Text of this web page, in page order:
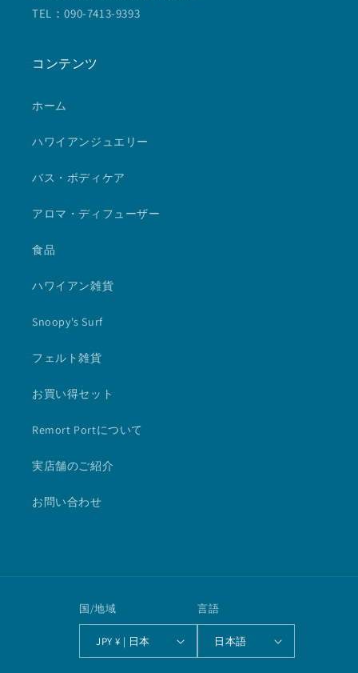
TEL：090-7413-9393
コンテンツ
ホーム
ハワイアンジュエリー
バス・ボディケア
アロマ・ディフューザー
食品
ハワイアン雑貨
Snoopy's Surf
フェルト雑貨
お買い得セット
Remort Portについて
実店舗のご紹介
お問い合わせ
国/地域
JPY ¥ | 日本
言語
日本語